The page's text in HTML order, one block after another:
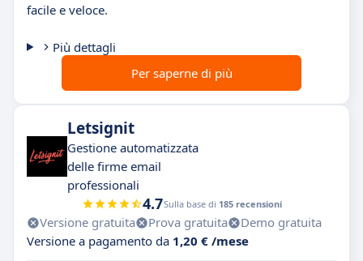
facile e veloce.
Più dettagli
Per saperne di più
Letsignit
Gestione automatizzata
delle firme email
professionali
4.7Sulla base di 185 recensioni
Versione gratuita Prova gratuita
Demo gratuita
Versione a pagamento da 1,20 € /mese